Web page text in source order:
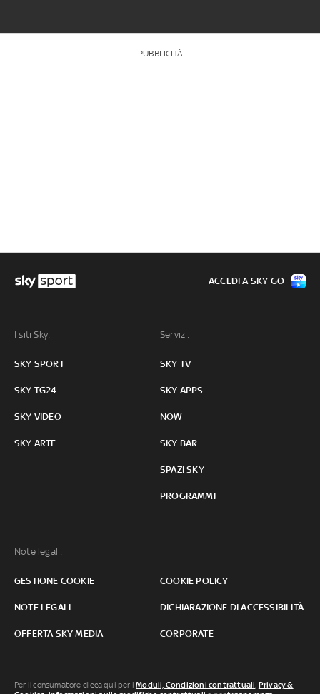
PUBBLICITÀ
I siti Sky:
SKY SPORT
SKY TG24
SKY VIDEO
SKY ARTE
Servizi:
SKY TV
SKY APPS
NOW
SKY BAR
SPAZI SKY
PROGRAMMI
Note legali:
GESTIONE COOKIE COOKIE POLICY
NOTE LEGALI DICHIARAZIONE DI ACCESSIBILITÀ
OFFERTA SKY MEDIA CORPORATE
ACCEDI A SKY GO
Per il consumatore clicca qui per iModuli, Condizioni contrattuali, Privacy &